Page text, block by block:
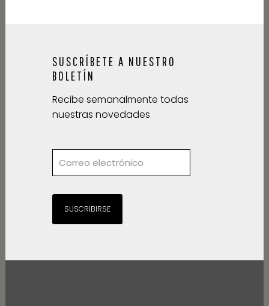
SUSCRÍBETE A NUESTRO
BOLETÍN
Recibe semanalmente todas
nuestras novedades
SUSCRIBIRSE